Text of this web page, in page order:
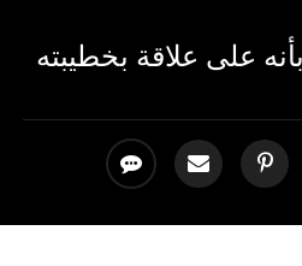
على علاقة بخطيبته